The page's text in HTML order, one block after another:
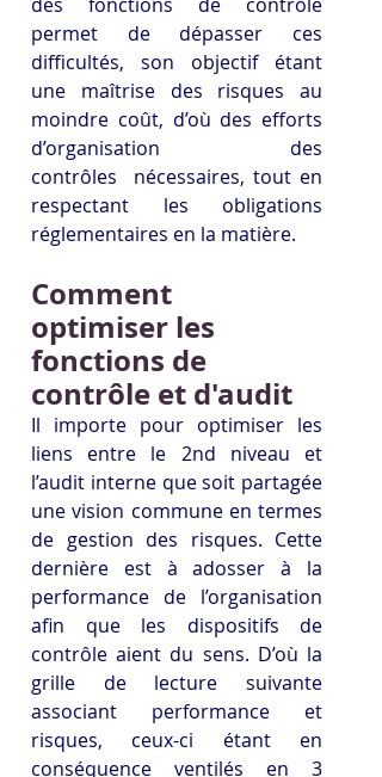
permet de dépasser ces
difficultés, son objectif étant
une maîtrise des risques au
moindre coût, d’où des efforts
d’organisation des
contrôles  nécessaires, tout en
respectant les obligations
réglementaires en la matière.
Comment
optimiser les
fonctions de
contrôle et d'audit
Il importe pour optimiser les
liens entre le 2nd niveau et
l’audit interne que soit partagée
une vision commune en termes
de gestion des risques. Cette
dernière est à adosser à la
performance de l’organisation
afin que les dispositifs de
contrôle aient du sens. D’où la
grille de lecture suivante
associant performance et
risques, ceux-ci étant en
conséquence ventilés en 3